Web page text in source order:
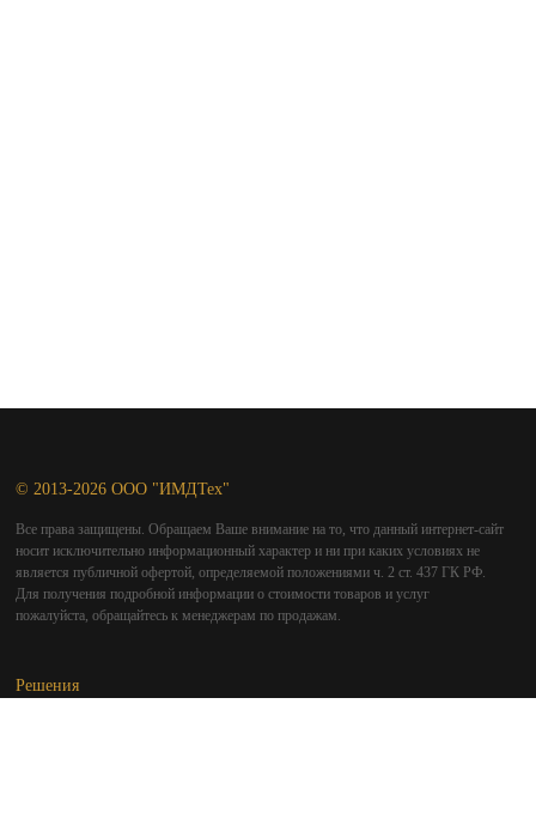
© 2013-2026 ООО "ИМДТех"
Все права защищены. Обращаем Ваше внимание на то, что данный интернет-сайт
носит исключительно информационный характер и ни при каких условиях не
является публичной офертой, определяемой положениями ч. 2 ст. 437 ГК РФ.
Для получения подробной информации о стоимости товаров и услуг
пожалуйста, обращайтесь к менеджерам по продажам.
Решения